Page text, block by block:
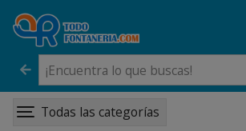
Todas las categorías